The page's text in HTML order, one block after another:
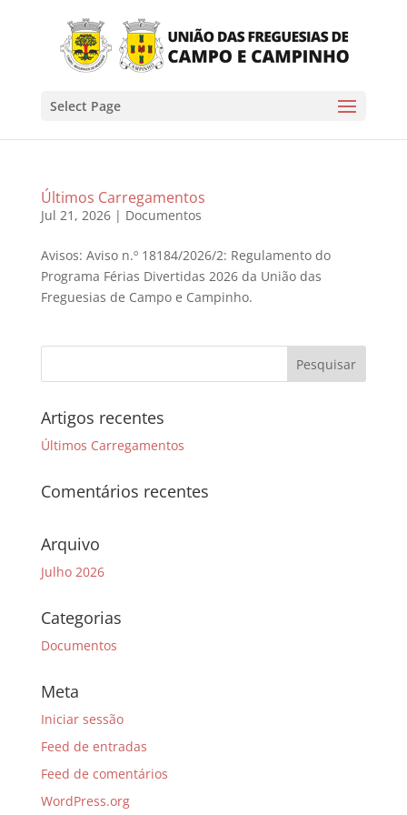
Select Page
Últimos Carregamentos
Jul 21, 2026| Documentos
Avisos: Aviso n.º 18184/2026/2: Regulamento do
Programa Férias Divertidas 2026 da União das
Freguesias de Campo e Campinho.
Artigos recentes
Últimos Carregamentos
Comentários recentes
Arquivo
Julho 2026
Categorias
Documentos
Meta
Iniciar sessão
Feed de entradas
Feed de comentários
WordPress.org